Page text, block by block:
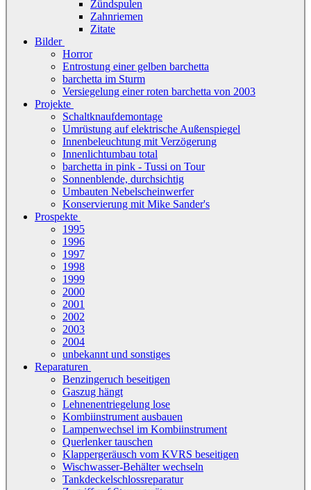
Zündspulen
Zahnriemen
Zitate
Bilder
Horror
Entrostung einer gelben barchetta
barchetta im Sturm
Versiegelung einer roten barchetta von 2003
Projekte
Schaltknaufdemontage
Umrüstung auf elektrische Außenspiegel
Innenbeleuchtung mit Verzögerung
Innenlichtumbau total
barchetta in pink - Tussi on Tour
Sonnenblende, durchsichtig
Umbauten Nebelscheinwerfer
Konservierung mit Mike Sander's
Prospekte
1995
1996
1997
1998
1999
2000
2001
2002
2003
2004
unbekannt und sonstiges
Reparaturen
Benzingeruch beseitigen
Gaszug hängt
Lehnenentriegelung lose
Kombiinstrument ausbauen
Lampenwechsel im Kombiinstrument
Querlenker tauschen
Klappergeräusch vom KVRS beseitigen
Wischwasser-Behälter wechseln
Tankdeckelschlossreparatur